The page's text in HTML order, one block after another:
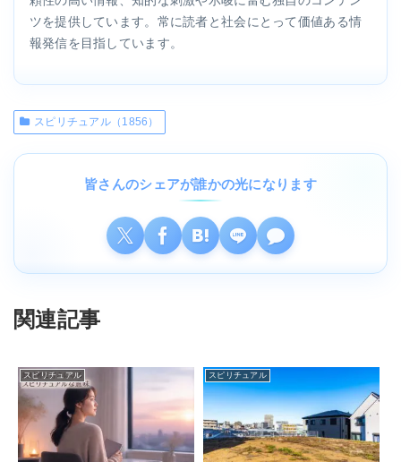
ツを提供しています。常に読者と社会にとって価値ある情
報発信を目指しています。
スピリチュアル（1856）
皆さんのシェアが誰かの光になります
関連記事
スピリチュアル スピリチュアル